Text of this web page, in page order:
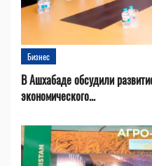
Бизнес
В Ашхабаде обсудили
экономического...